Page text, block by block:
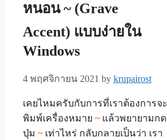
หนอน ~ (Grave
Accent) แบบง่ายใน
Windows
4 พฤศจิกายน 2021 by krupairost
เคยไหมครับกับการที่เราต้องการจะ
พิมพ์เครื่องหมาย ~แล้วพยายามกด
ปุ่ม ~เท่าไหร่ กลับกลายเป็นว่า เรา